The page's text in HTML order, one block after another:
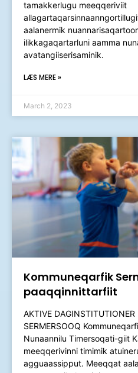
tamakkerlugu meeqqeriviit
aalanermik
ilikkagaqartarluni aamma
avatangiiserisaminik.
LÆS MERE »
March 2, 2023
Kommuneqarfik
paaqqinnittarfiit
AKTIVE
SERMERSOOQ​
Nunaannilu Timersoqati-giit
meeqqerivinni timimik
agguaassipput. Meeqqat